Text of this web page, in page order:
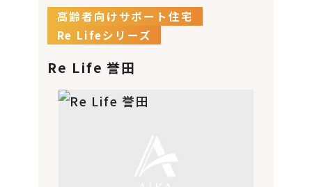
高齢者向けサポート住宅
Re Lifeシリーズ
Re Life 誉田